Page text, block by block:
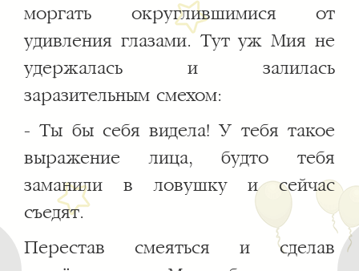
моргать округлившимися от
удивления глазами. Тут уж Мия не
удержалась и залилась
заразительным смехом:
- Ты бы себя видела! У тебя такое
выражение лица, будто тебя
заманили в ловушку и сейчас
съедят.
Перестав смеяться и сделав